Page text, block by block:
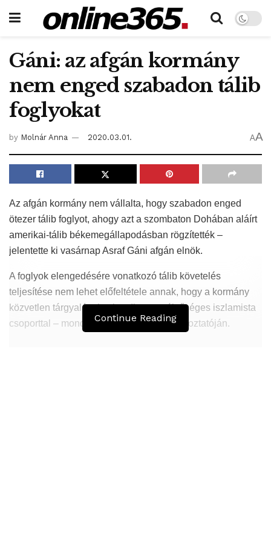
Gáni: az afgán kormány
nem enged szabadon tálib
foglyokat
by Molnár Anna 2020.03.01. AA
Az afgán kormány nem vállalta, hogy szabadon enged
ötezer tálib foglyot, ahogy azt a szombaton Dohában aláírt
amerikai-tálib békemegállapodásban rögzítették –
jelentette ki vasárnap Asraf Gáni afgán elnök.
A foglyok elengedésére vonatkozó tálib követelés
teljesítése nem lehet előfeltétele annak, hogy a kormány
közvetlen tárgyalásokat kezdjen a szélsőséges iszlamista
csoporttal – mondta Gáni kabuli sajtótájékoztatóján.
Continue Reading